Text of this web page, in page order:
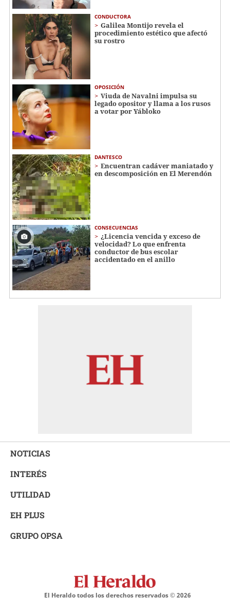
CONDUCTORA
Galilea Montijo revela el
procedimiento estético que afectó
su rostro
OPOSICIÓN
Viuda de Navalni impulsa su
legado opositor y llama a los rusos
a votar por Yábloko
DANTESCO
Encuentran cadáver maniatado y
en descomposición en El Merendón
CONSECUENCIAS
¿Licencia vencida y exceso de
velocidad? Lo que enfrenta
conductor de bus escolar
accidentado en el anillo
NOTICIAS
INTERÉS
UTILIDAD
EH PLUS
GRUPO OPSA
El Heraldo todos los derechos reservados ©2026